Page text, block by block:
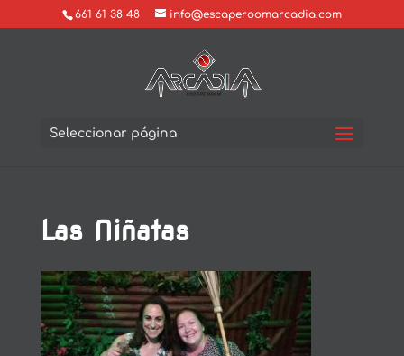
661 61 38 48 info@escaperoomarcadia.com
Seleccionar página
Las Niñatas